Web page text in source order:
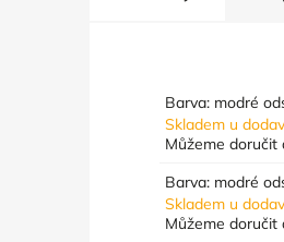
Barva: modré
Skladem u
Můžeme doručit
Barva: modré
Skladem u
Můžeme doručit